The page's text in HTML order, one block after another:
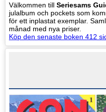
Välkommen till Seriesams
julalbum och pockets som
för ett inplastat exemplar.
månad med nya priser.
Köp den senaste boken 412